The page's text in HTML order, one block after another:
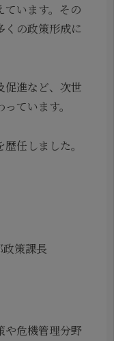
ています。その
くの政策形成に
促進など、次世
ています。
任しました。
策課長
や危機管理分野